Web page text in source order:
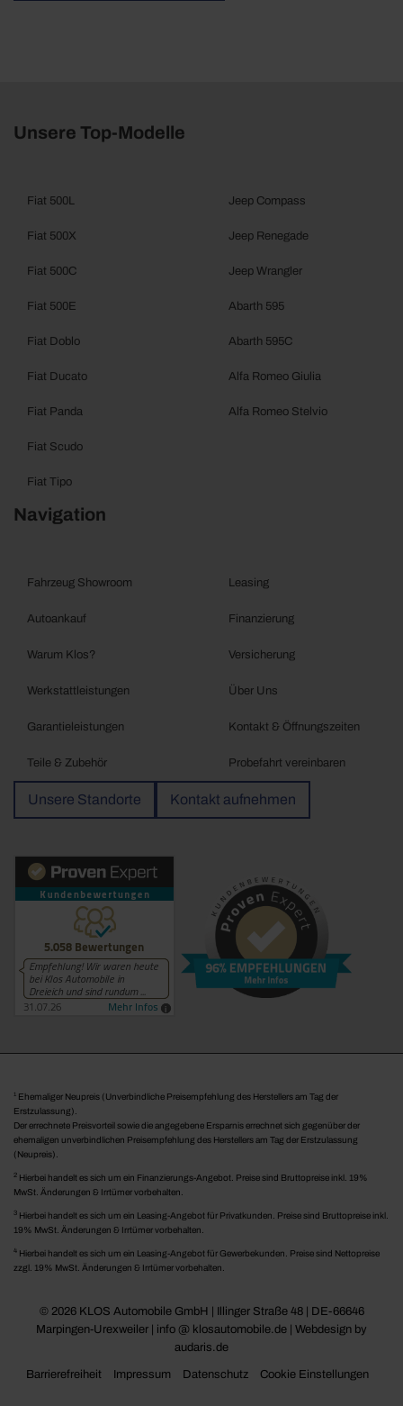
Unsere Top-Modelle
Fiat 500L
Fiat 500X
Fiat 500C
Fiat 500E
Fiat Doblo
Fiat Ducato
Fiat Panda
Fiat Scudo
Fiat Tipo
Jeep Compass
Jeep Renegade
Jeep Wrangler
Abarth 595
Abarth 595C
Alfa Romeo Giulia
Alfa Romeo Stelvio
Navigation
Fahrzeug Showroom
Autoankauf
Warum Klos?
Werkstattleistungen
Garantieleistungen
Teile & Zubehör
Leasing
Finanzierung
Versicherung
Über Uns
Kontakt & Öffnungszeiten
Probefahrt vereinbaren
Unsere Standorte Kontakt aufnehmen
1 Ehemaliger Neupreis (Unverbindliche Preisempfehlung des Herstellers am Tag der
Erstzulassung).
Der errechnete Preisvorteil sowie die angegebene Ersparnis errechnet sich gegenüber der
ehemaligen unverbindlichen Preisempfehlung des Herstellers am Tag der Erstzulassung
(Neupreis).
2 Hierbei handelt es sich um ein Finanzierungs-Angebot. Preise sind Bruttopreise inkl. 19%
MwSt. Änderungen & Irrtümer vorbehalten.
3 Hierbei handelt es sich um ein Leasing-Angebot für Privatkunden. Preise sind Bruttopreise inkl.
19% MwSt. Änderungen & Irrtümer vorbehalten.
4 Hierbei handelt es sich um ein Leasing-Angebot für Gewerbekunden. Preise sind Nettopreise
zzgl. 19% MwSt. Änderungen & Irrtümer vorbehalten.
© 2026 KLOS Automobile GmbH | Illinger Straße 48 | DE-66646
Marpingen-Urexweiler | info @ klosautomobile.de | Webdesign by
audaris.de
Barrierefreiheit Impressum Datenschutz Cookie Einstellungen